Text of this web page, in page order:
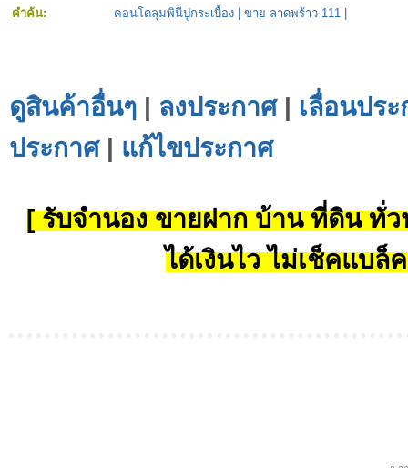
คำค้น: คอนโดลุมพินีปูกระเบื้อง ขาย ลาดพร้าว 111
ดูสินค้าอื่นๆ | ลงประกาศ| เลื่อนปร
ประกาศ| แก้ไขประกาศ
[ รับจำนอง ขายฝาก บ้าน ที่ดิน ทั่ว
ได้เงินไว ไม่เช็คแบล็